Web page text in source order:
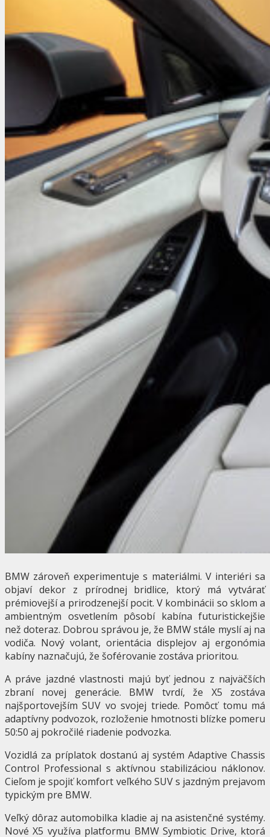
BMW zároveň experimentuje s materiálmi. V interiéri sa
objaví dekor z prírodnej bridlice, ktorý má vytvárať
prémiovejší a prirodzenejší pocit. V kombinácii so sklom a
ambientným osvetlením pôsobí kabína futuristickejšie
než doteraz. Dobrou správou je, že BMW stále myslí aj na
vodiča. Nový volant, orientácia displejov aj ergonómia
kabíny naznačujú, že šoférovanie zostáva prioritou.
A práve jazdné vlastnosti majú byť jednou z najväčších
zbraní novej generácie. BMW tvrdí, že X5 zostáva
najšportovejším SUV vo svojej triede. Pomôcť tomu má
adaptívny podvozok, rozloženie hmotnosti blízke pomeru
50:50 aj pokročilé riadenie podvozka.
Vozidlá za príplatok dostanú aj systém Adaptive Chassis
Control Professional s aktívnou stabilizáciou náklonov.
Cieľom je spojiť komfort veľkého SUV s jazdným prejavom
typickým pre BMW.
Veľký dôraz automobilka kladie aj na asistenčné systémy.
Nové X5 využíva platformu BMW Symbiotic Drive, ktorá